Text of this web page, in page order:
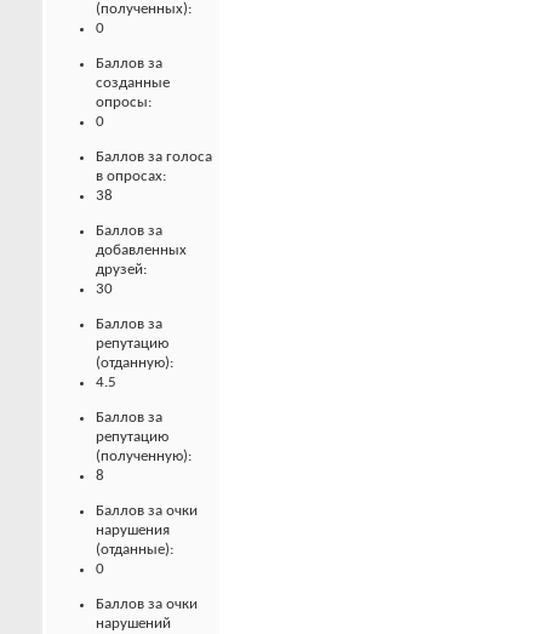
(полученных):
0
Баллов за
созданные
опросы:
0
Баллов за голоса
в опросах:
38
Баллов за
добавленных
друзей:
30
Баллов за
репутацию
(отданную):
4.5
Баллов за
репутацию
(полученную):
8
Баллов за очки
нарушения
(отданные):
0
Баллов за очки
нарушений